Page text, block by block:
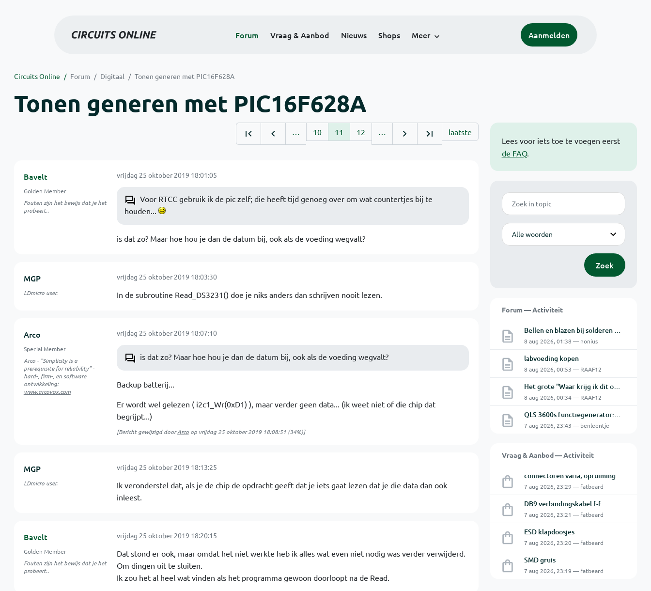
Forum Vraag & Aanbod Nieuws Shops Meer Aanmelden
Circuits Online Forum Digitaal Tonen generen met PIC16F628A
Tonen generen met PIC16F628A
Lees voor iets toe te voegen eerst
de FAQ.
Zoek
Modus
Zoek
Forum — Activiteit
Bellen en blazen bij solderen van Chinese PCBs
8 aug 2026, 01:38 — nonius
labvoeding kopen
8 aug 2026, 00:53 — RAAF12
Het grote "Waar krijg ik dit onderdeel" topic Deel 11
8 aug 2026, 00:34 — RAAF12
QLS 3600s functiegenerator: software verbinden lukt niet.
7 aug 2026, 23:43 — benleentje
Vraag & Aanbod — Activiteit
connectoren varia, opruiming
7 aug 2026, 23:29 — fatbeard
DB9 verbindingskabel f-f
7 aug 2026, 23:21 — fatbeard
ESD klapdoosjes
7 aug 2026, 23:20 — fatbeard
SMD gruis
7 aug 2026, 23:19 — fatbeard
… 10 11 12 … laatste
Bavelt
Golden Member
Fouten zijn het bewijs dat je het
probeert..
vrijdag 25 oktober 2019 18:01:05
Voor RTCC gebruik ik de pic zelf; die heeft tijd genoeg over om wat countertjes bij te
houden...
is dat zo? Maar hoe hou je dan de datum bij, ook als de voeding wegvalt?
MGP
LDmicro user.
vrijdag 25 oktober 2019 18:03:30
In de subroutine Read_DS3231() doe je niks anders dan schrijven nooit lezen.
Arco
Special Member
Arco - "Simplicity is a
prerequisite for reliability" -
hard-, firm-, en software
ontwikkeling:
www.arcovox.com
vrijdag 25 oktober 2019 18:07:10
is dat zo? Maar hoe hou je dan de datum bij, ook als de voeding wegvalt?
Backup batterij...
Er wordt wel gelezen ( i2c1_Wr(0xD1) ), maar verder geen data... (ik weet niet of die chip dat
begrijpt...)
[Bericht gewijzigd doorArcoop vrijdag 25 oktober 2019 18:08:51(34%)]
MGP
LDmicro user.
vrijdag 25 oktober 2019 18:13:25
Ik veronderstel dat, als je de chip de opdracht geeft dat je iets gaat lezen dat je die data dan ook
inleest.
Bavelt
Golden Member
Fouten zijn het bewijs dat je het
probeert..
vrijdag 25 oktober 2019 18:20:15
Dat stond er ook, maar omdat het niet werkte heb ik alles wat even niet nodig was verder verwijderd.
Om dingen uit te sluiten.
Ik zou het al heel wat vinden als het programma gewoon doorloopt na de Read.